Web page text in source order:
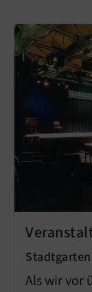
Als wir vor